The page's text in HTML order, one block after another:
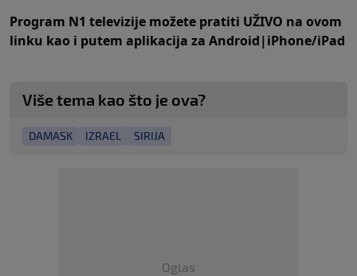
Program N1 televizije možete pratiti UŽIVO na ovom
linku kao i putem aplikacija za Android|iPhone/iPad
Više tema kao što je ova?
DAMASK IZRAEL SIRIJA
Oglas